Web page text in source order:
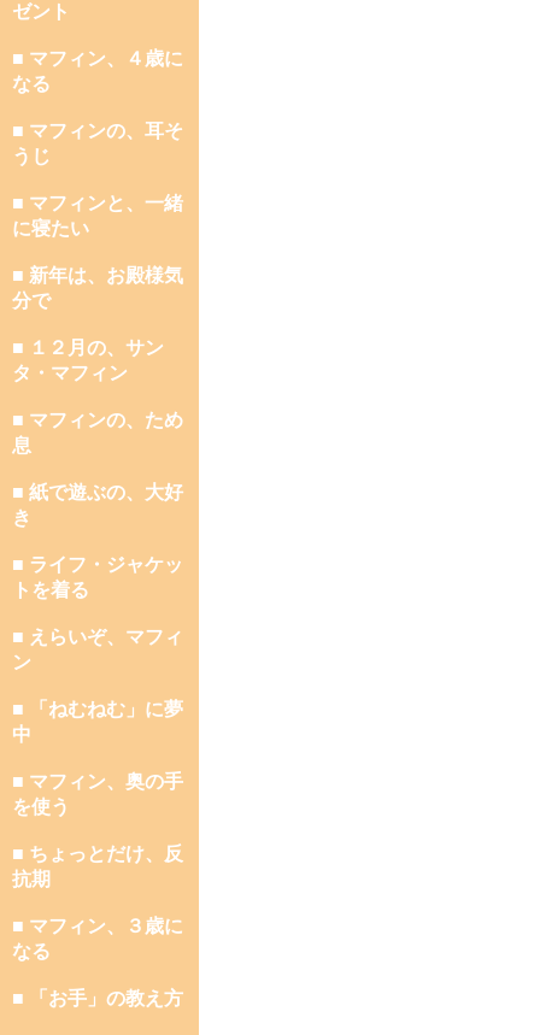
ゼント
■ マフィン、４歳に
なる
■ マフィンの、耳そ
うじ
■ マフィンと、一緒
に寝たい
■ 新年は、お殿様気
分で
■ １２月の、サン
タ・マフィン
■ マフィンの、ため
息
■ 紙で遊ぶの、大好
き
■ ライフ・ジャケッ
トを着る
■ えらいぞ、マフィ
ン
■ 「ねむねむ」に夢
中
■ マフィン、奥の手
を使う
■ ちょっとだけ、反
抗期
■ マフィン、３歳に
なる
■ 「お手」の教え方